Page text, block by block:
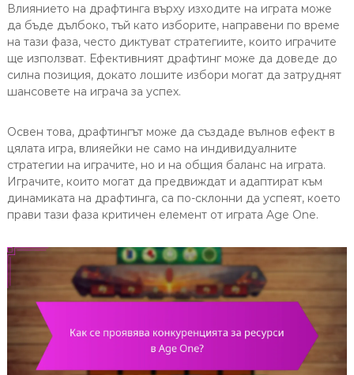
Влиянието на драфтинга върху изходите на играта може
да бъде дълбоко, тъй като изборите, направени по време
на тази фаза, често диктуват стратегиите, които играчите
ще използват. Ефективният драфтинг може да доведе до
силна позиция, докато лошите избори могат да затруднят
шансовете на играча за успех.
Освен това, драфтингът може да създаде вълнов ефект в
цялата игра, влияейки не само на индивидуалните
стратегии на играчите, но и на общия баланс на играта.
Играчите, които могат да предвиждат и адаптират към
динамиката на драфтинга, са по-склонни да успеят, което
прави тази фаза критичен елемент от играта Age One.